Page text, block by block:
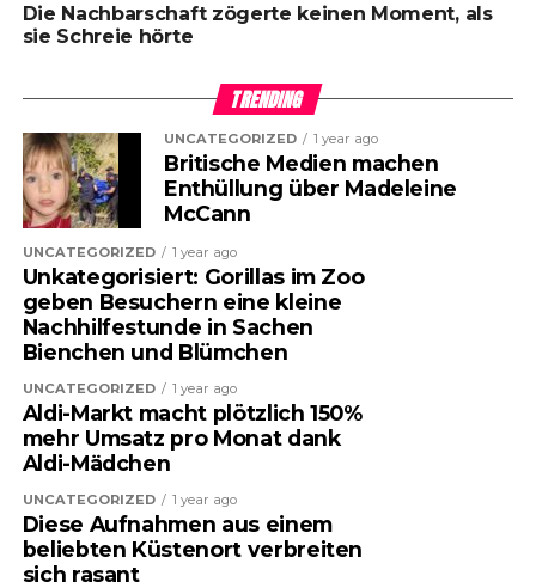
Die Nachbarschaft zögerte keinen Moment, als
sie Schreie hörte
TRENDING
UNCATEGORIZED 1 year ago
Britische Medien machen
Enthüllung über Madeleine
McCann
UNCATEGORIZED 1 year ago
Unkategorisiert: Gorillas im Zoo
geben Besuchern eine kleine
Nachhilfestunde in Sachen
Bienchen und Blümchen
UNCATEGORIZED 1 year ago
Aldi-Markt macht plötzlich 150%
mehr Umsatz pro Monat dank
Aldi-Mädchen
UNCATEGORIZED 1 year ago
Diese Aufnahmen aus einem
beliebten Küstenort verbreiten
sich rasant